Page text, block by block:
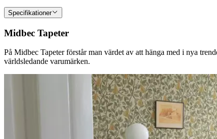
Specifikationer
Midbec Tapeter
På Midbec Tapeter förstår man värdet av att hänga med i nya
världsledande varumärken.